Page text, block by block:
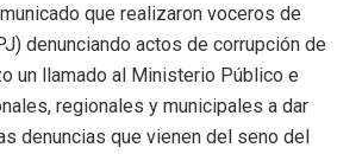
que realizaron voceros de
denunciando actos de corrupción de
un llamado al Ministerio Público e
regionales y municipales a dar
denuncias que vienen del seno del